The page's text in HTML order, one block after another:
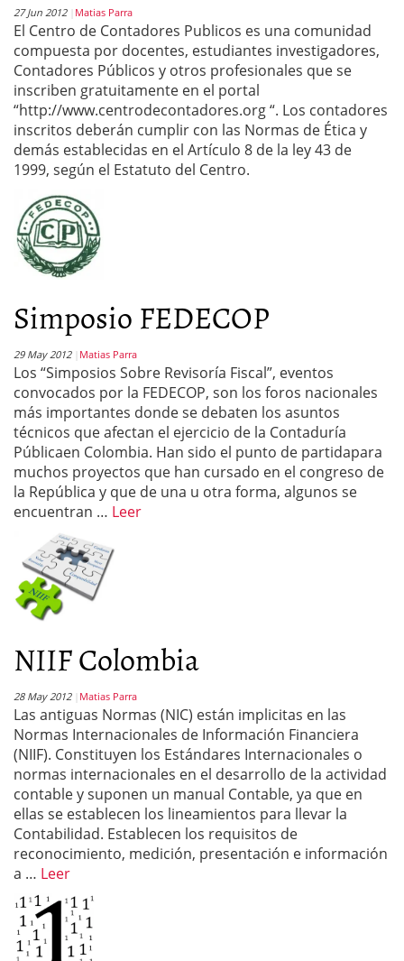
27 Jun 2012 Matias Parra
El Centro de Contadores Publicos es una comunidad
compuesta por docentes, estudiantes investigadores,
Contadores Públicos y otros profesionales que se
inscriben gratuitamente en el portal
“http://www.centrodecontadores.org “. Los contadores
inscritos deberán cumplir con las Normas de Ética y
demás establecidas en el Artículo 8 de la ley 43 de
1999, según el Estatuto del Centro.
Simposio FEDECOP
29 May 2012 Matias Parra
Los “Simposios Sobre Revisoría Fiscal”, eventos
convocados por la FEDECOP, son los foros nacionales
más importantes donde se debaten los asuntos
técnicos que afectan el ejercicio de la Contaduría
Públicaen Colombia. Han sido el punto de partidapara
muchos proyectos que han cursado en el congreso de
la República y que de una u otra forma, algunos se
encuentran … Leer
NIIF Colombia
28 May 2012 Matias Parra
Las antiguas Normas (NIC) están implicitas en las
Normas Internacionales de Información Financiera
(NIIF). Constituyen los Estándares Internacionales o
normas internacionales en el desarrollo de la actividad
contable y suponen un manual Contable, ya que en
ellas se establecen los lineamientos para llevar la
Contabilidad. Establecen los requisitos de
reconocimiento, medición, presentación e información
a … Leer